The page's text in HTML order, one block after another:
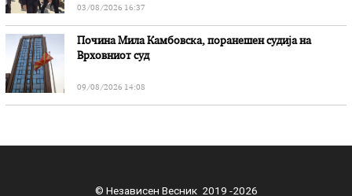
03/08/2026 16:37
Почина Мила Камбовска, поранешен судија на
Врховниот суд
09/08/2026 14:08
© Независен Весник 2019 -2026